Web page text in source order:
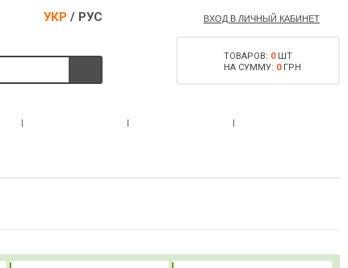
УКР / РУС ВХОД В ЛИЧНЫЙ КАБИНЕТ
ТОВАРОВ: 0ШТ
НА СУММУ: 0ГРН